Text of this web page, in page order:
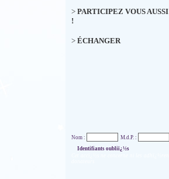
> PARTICIPEZ VOUS AUSSI
!
> ÉCHANGER
Nom :
M.d.P. :
Identifiants oubliï¿½s